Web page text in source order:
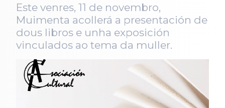
Este venres, 11 de novembro,
Muimenta acollerá a presentación de
dous libros e unha exposición
vinculados ao tema da muller.